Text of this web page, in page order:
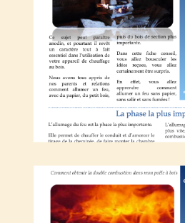
La double